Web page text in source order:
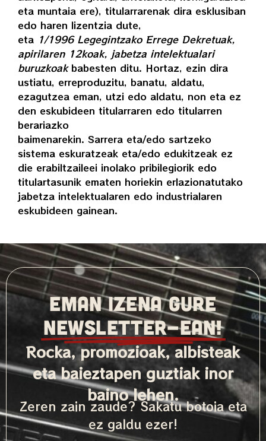
eta muntaia ere), titularrarenak dira esklusiban
edo haren lizentzia dute,
eta 1/1996 Legegintzako Errege Dekretuak,
apirilaren 12koak, jabetza intelektualari
buruzkoakbabesten ditu. Hortaz, ezin dira
ustiatu, erreproduzitu, banatu, aldatu,
ezagutzea eman, utzi edo aldatu, non eta ez
den eskubideen titularraren edo titularren
berariazko
baimenarekin. Sarrera eta/edo sartzeko
sistema eskuratzeak eta/edo edukitzeak ez
die erabiltzaileei inolako pribilegiorik edo
titulartasunik ematen horiekin erlazionatutako
jabetza intelektualaren edo industrialaren
eskubideen gainean.
EMAN IZENA GURE
NEWSLETTER-ean!
Rocka, promozioak, albisteak
eta baieztapen guztiak inor
baino lehen.
Zeren zain zaude? Sakatu botoia eta
ez galdu ezer!